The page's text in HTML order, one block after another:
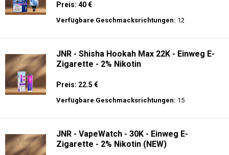
Preis: 40 €
Verfügbare Geschmacksrichtungen: 12
JNR - Shisha Hookah Max 22K - Einweg E-
Zigarette - 2% Nikotin
Preis: 22.5 €
Verfügbare Geschmacksrichtungen: 15
JNR - VapeWatch - 30K - Einweg E-
Zigarette - 2% Nikotin (NEW)